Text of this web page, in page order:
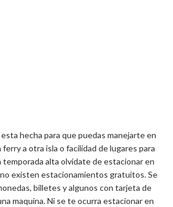
hecha para que puedas manejarte en
ferry a otra isla o facilidad de lugares para
temporada alta olvidate de estacionar en
existen estacionamientos gratuitos. Se
billetes y algunos con tarjeta de
maquina. Ni se te ocurra estacionar en